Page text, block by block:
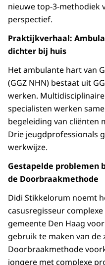
nieuwe top-3-methodiek
perspectief.
Praktijkverhaal:
dichter bij huis
Het ambulante hart van
(GGZ NHN) bestaat uit
werken.
specialisten werken
begeleiding van cliënten
Drie jeugdprofessionals
werkwijze.
Gestapelde problemen
de Doorbraakmethode
Didi Stikkelorum noemt
casusregisseur
gemeente Den Haag
gebruik te maken van de
Doorbraakmethode
jongere met complexe